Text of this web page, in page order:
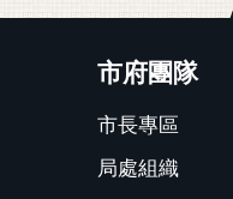
市府團隊
市長專區
局處組織